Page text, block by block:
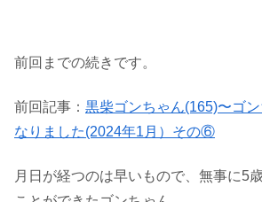
前回までの続きです。
前回記事： 黒柴ゴンちゃん(165)〜ゴ
なりました(2024年1月）その⑥
月日が経つのは早いもので、無事に5